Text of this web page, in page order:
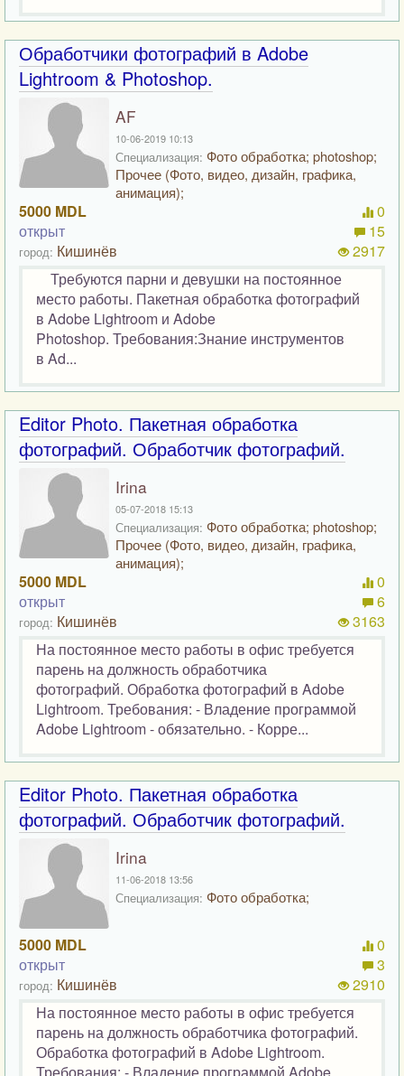
Обработчики фотографий в Adobe
Lightroom & Photoshop.
AF
10-06-2019 10:13
Специализация: Фото обработка; photoshop;
Прочее (Фото, видео, дизайн, графика,
анимация);
5000 MDL
открыт
город: Кишинёв
0
15
2917
Требуются парни и девушки на постоянное
место работы. Пакетная обработка фотографий
в Adobe Lightroom и Adobe
Photoshop. Требования:Знание инструментов
в Ad...
Editor Photo. Пакетная обработка
фотографий. Обработчик фотографий.
Irina
05-07-2018 15:13
Специализация: Фото обработка; photoshop;
Прочее (Фото, видео, дизайн, графика,
анимация);
5000 MDL
открыт
город: Кишинёв
0
6
3163
На постоянное место работы в офис требуется
парень на должность обработчика
фотографий. Обработка фотографий в Adobe
Lightroom. Требования: - Владение программой
Adobe Lightroom - обязательно. - Корре...
Editor Photo. Пакетная обработка
фотографий. Обработчик фотографий.
Irina
11-06-2018 13:56
Специализация: Фото обработка;
5000 MDL
открыт
город: Кишинёв
0
3
2910
На постоянное место работы в офис требуется
парень на должность обработчика фотографий.
Обработка фотографий в Adobe Lightroom.